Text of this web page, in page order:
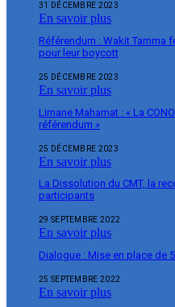
31 DÉCEMBRE 2023
En savoir plus
Référendum : Wakit Tamma
pour leur boycott
25 DÉCEMBRE 2023
En savoir plus
Limane Mahamat : « La
référendum »
25 DÉCEMBRE 2023
En savoir plus
La Dissolution du CMT, la
participants
29 SEPTEMBRE 2022
En savoir plus
Dialogue : Mise en place de
25 SEPTEMBRE 2022
En savoir plus